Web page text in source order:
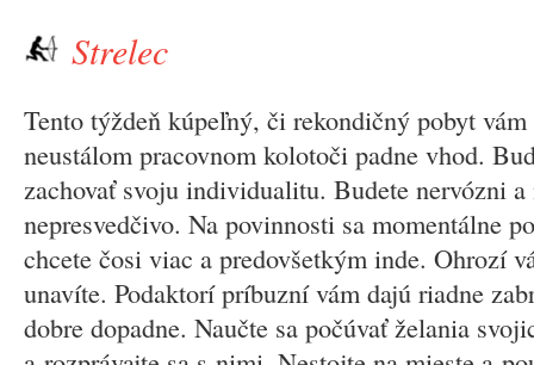
Strelec
Tento týždeň kúpeľný, či rekondičný pobyt
neustálom pracovnom kolotoči padne vhod.
zachovať svoju individualitu. Budete nervózni
nepresvedčivo. Na povinnosti sa momentálne
chcete čosi viac a predovšetkým inde. Ohrozí
unavíte. Podaktorí príbuzní vám dajú riadne
dobre dopadne. Naučte sa počúvať želania